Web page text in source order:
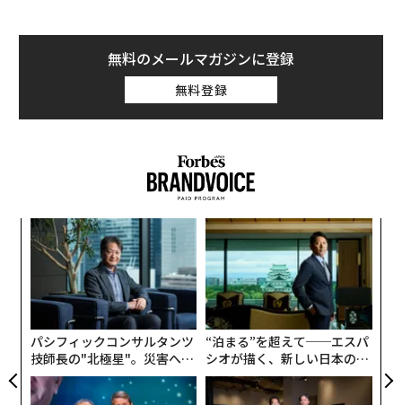
この組織はRAISE USと呼ばれ、10億ドル（約1620億
円）の目標に対してすでに5億ドル（約812億円）以上を
確保し、6月25日に発足した。その任務は、AIによって
再構築されつつある経済に向けて米国の労働者を再教育
することだ。OpenAI（オープンAI）、Anthropic（アン
ある。報道はこれを分かりやすい構図で伝えた。すなわ
ち、雇用を奪う機械をつくる企業が、その後始末に資金
だが、その見方には問題がある。示唆されるほどの規模
の混乱は、まだデータには表れていない。この5億ドル
（約812億円）は、すでに失われた雇用への謝罪ではな
い。開発を続けるための政治的な容認を得る頭金であ
る。
基金を支える連合
無料のメールマガジンに登録
無料登録
パシフィックコンサルタンツ
技師長の"北極星"。災害への
無力感を乗り越え見つけた、
防災一筋20年の答え
“泊まる”を超えて──エスパ
シオが描く、新しい日本のラ
グジュアリー（前編）